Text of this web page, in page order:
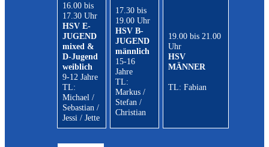
16.00 bis
17.30 Uhr
HSV E-
JUGEND
mixed &
D-Jugend
weiblich
9-12 Jahre
TL:
Michael /
Sebastian /
Jessi / Jette
17.30 bis
19.00 Uhr
HSV B-
JUGEND
männlich
15-16
Jahre
TL:
Markus /
Stefan /
Christian
19.00 bis 21.00
Uhr
HSV
MÄNNER
TL: Fabian